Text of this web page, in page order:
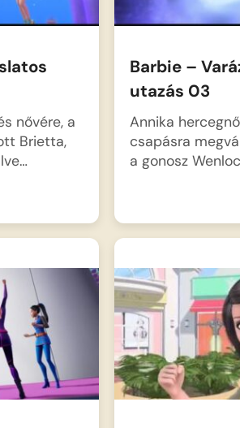
nővére, a
Brietta,
Barbie –
utazás 03
Annika
csapásra
a gonosz